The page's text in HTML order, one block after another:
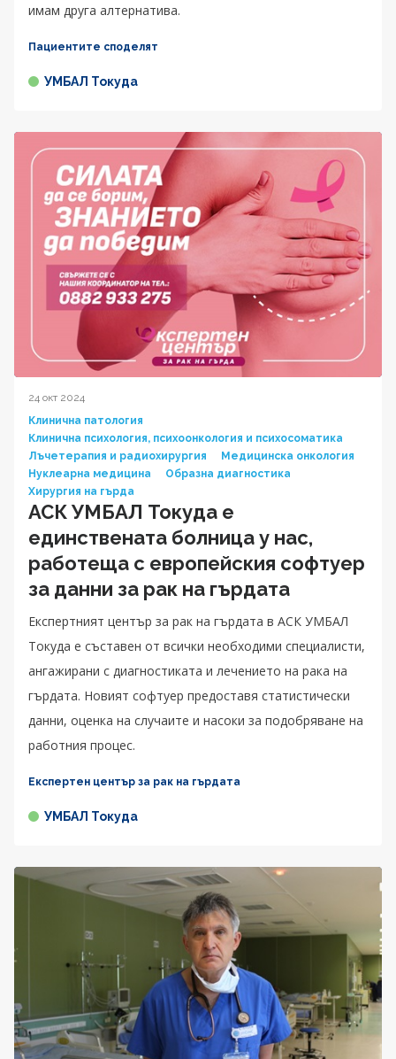
имам друга алтернатива.
Пациентите споделят
УМБАЛ Токуда
24 окт 2024
Клинична патология
Клинична психология, психоонкология и психосоматика
Лъчетерапия и радиохирургия
Медицинска онкология
Нуклеарна медицина
Образна диагностика
Хирургия на гърда
АСК УМБАЛ Токуда е
единствената болница у нас,
работеща с европейския софтуер
за данни за рак на гърдата
Експертният център за рак на гърдата в АСК УМБАЛ
Токуда е съставен от всички необходими специалисти,
ангажирани с диагностиката и лечението на рака на
гърдата. Новият софтуер предоставя статистически
данни, оценка на случаите и насоки за подобряване на
работния процес.
Експертен център за рак на гърдата
УМБАЛ Токуда